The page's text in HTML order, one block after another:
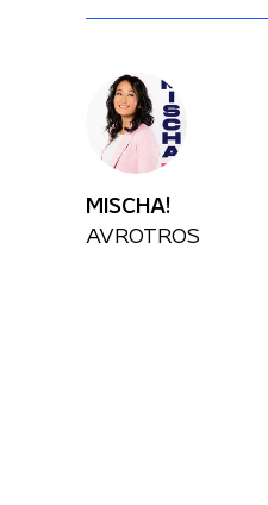
MISCHA!
AVROTROS